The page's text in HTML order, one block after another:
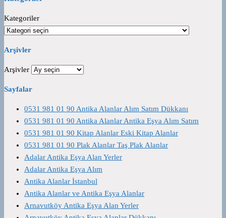
Kategoriler
Arşivler
Arşivler
Sayfalar
0531 981 01 90 Antika Alanlar Alım Satım Dükkanı
0531 981 01 90 Antika Alanlar Antika Eşya Alım Satım
0531 981 01 90 Kitap Alanlar Eski Kitap Alanlar
0531 981 01 90 Plak Alanlar Taş Plak Alanlar
Adalar Antika Eşya Alan Yerler
Adalar Antika Eşya Alım
Antika Alanlar İstanbul
Antika Alanlar ve Antika Eşya Alanlar
Arnavutköy Antika Eşya Alan Yerler